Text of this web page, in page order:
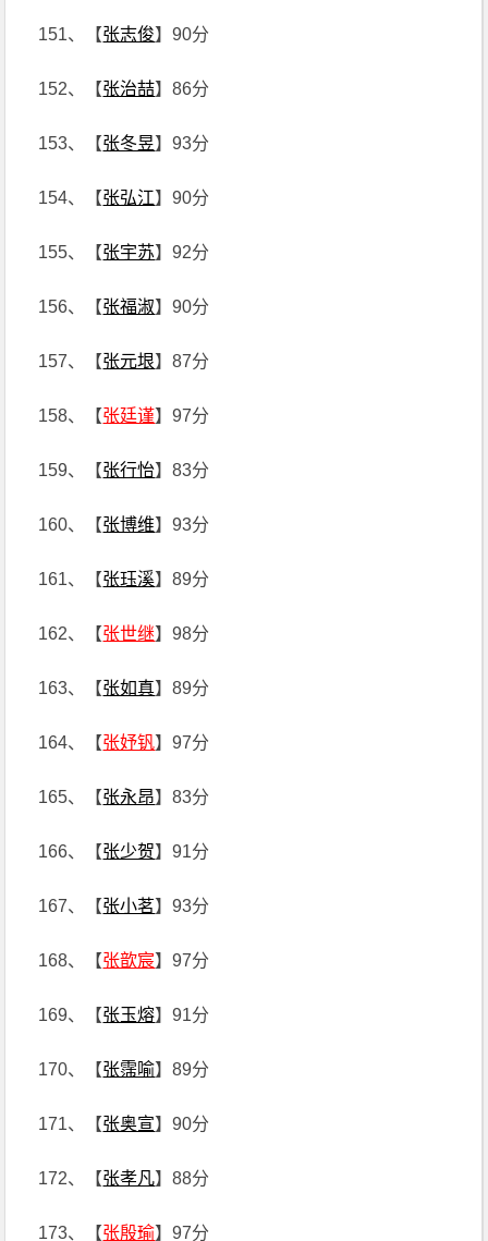
151、【张志俊】90分
152、【张治喆】86分
153、【张冬昱】93分
154、【张弘江】90分
155、【张宇苏】92分
156、【张福淑】90分
157、【张元垠】87分
158、【张廷谨】97分
159、【张行怡】83分
160、【张博维】93分
161、【张珏溪】89分
162、【张世继】98分
163、【张如真】89分
164、【张妤钒】97分
165、【张永昂】83分
166、【张少贺】91分
167、【张小茗】93分
168、【张歆宸】97分
169、【张玉熔】91分
170、【张霈喻】89分
171、【张奥宣】90分
172、【张孝凡】88分
173、【张殷瑜】97分